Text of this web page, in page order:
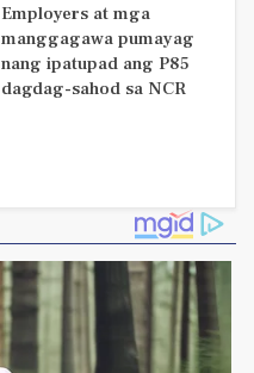
Employers at mga
manggagawa pumayag
nang ipatupad ang P85
dagdag-sahod sa NCR